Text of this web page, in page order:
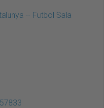
-- Futbol Sala